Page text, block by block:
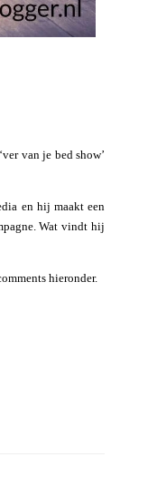
van je bed show’
en hij maakt een
Wat vindt hij
hieronder.